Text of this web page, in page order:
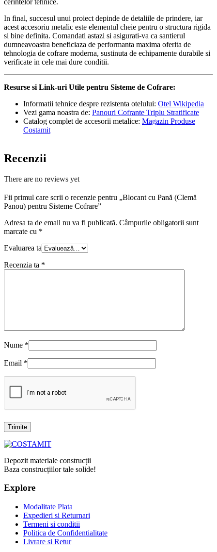
In final, succesul unui proiect depinde de detaliile de prindere, iar
acest accesoriu metalic este elementul cheie pentru o structura rigida
si bine definita. Comandati astazi si asigurati-va ca santierul
dumneavoastra beneficiaza de performanta maxima oferita de
tehnologia de cofrare moderna, sustinuta de echipamente durabile si
verificate in cele mai dure conditii.
Resurse si Link-uri Utile pentru Sisteme de Cofrare:
Informatii tehnice despre rezistenta otelului: Otel Wikipedia
Vezi gama noastra de: Panouri Cofrante Triplu Stratificate
Catalog complet de accesorii metalice: Magazin Produse
Costamit
Recenzii
There are no reviews yet
Fii primul care scrii o recenzie pentru „Blocant cu Pană (Clemă
Panou) pentru Sisteme Cofrare”
Adresa ta de email nu va fi publicată. Câmpurile obligatorii sunt
marcate cu *
Evaluarea ta
Recenzia ta *
Nume *
Email *
Depozit materiale construcții
Baza construcțiilor tale solide!
Explore
Modalitate Plata
Expedieri si Returnari
Termeni si conditii
Politica de Confidentialitate
Livrare si Retur